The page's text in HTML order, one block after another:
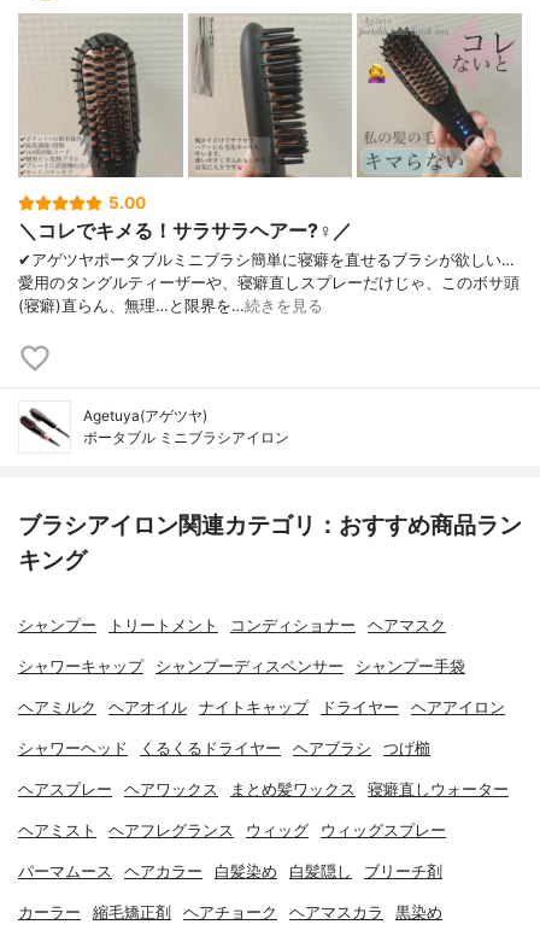
5.00
＼コレでキメる！サラサラヘアー?‍♀️／
✔︎アゲツヤポータブルミニブラシ簡単に寝癖を直せるブラシが欲しい…
愛用のタングルティーザーや、寝癖直しスプレーだけじゃ、このボサ頭
(寝癖)直らん、無理…と限界を…続きを見る
Agetuya(アゲツヤ)
ポータブル ミニブラシアイロン
ブラシアイロン関連カテゴリ：おすすめ商品ラン
キング
シャンプー トリートメント コンディショナー ヘアマスク
シャワーキャップ シャンプーディスペンサー シャンプー手袋
ヘアミルク ヘアオイル ナイトキャップ ドライヤー ヘアアイロン
シャワーヘッド くるくるドライヤー ヘアブラシ つげ櫛
ヘアスプレー ヘアワックス まとめ髪ワックス 寝癖直しウォーター
ヘアミスト ヘアフレグランス ウィッグ ウィッグスプレー
パーマムース ヘアカラー 白髪染め 白髪隠し ブリーチ剤
カーラー 縮毛矯正剤 ヘアチョーク ヘアマスカラ 黒染め